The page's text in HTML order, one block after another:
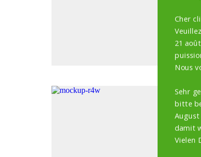
Cher
21
Nous
Sehr
bitte
damit
Vielen